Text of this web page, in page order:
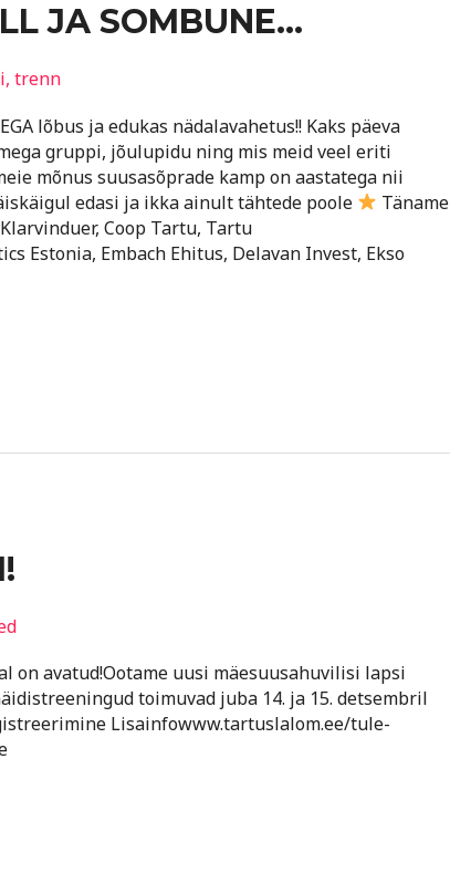
JA SOMBUNE…
, trenn
lõbus ja edukas nädalavahetus!! Kaks päeva
gruppi, jõulupidu ning mis meid veel eriti
mõnus suusasõprade kamp on aastatega nii
edasi ja ikka ainult tähtede poole
Täname
Coop Tartu, Tartu
Estonia, Embach Ehitus, Delavan Invest, Ekso
on avatud!Ootame uusi mäesuusahuvilisi lapsi
toimuvad juba 14. ja 15. detsembril
Lisainfowww.tartuslalom.ee/tule-